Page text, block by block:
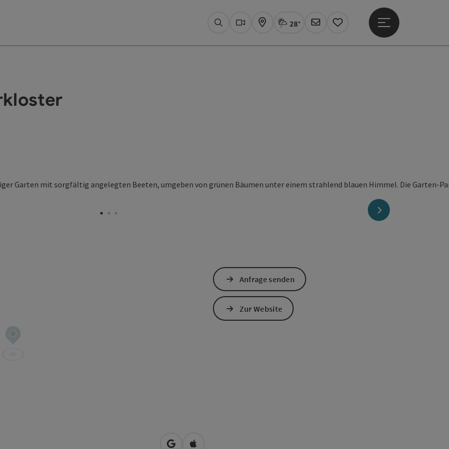
SuchenWebcams
KarteAktuelles Wetter Linz, Sprühregen
28°
Newsletter
Merkzettel
Hauptmenü öffnen
nächstes Element
Anfrage senden
Zur Website